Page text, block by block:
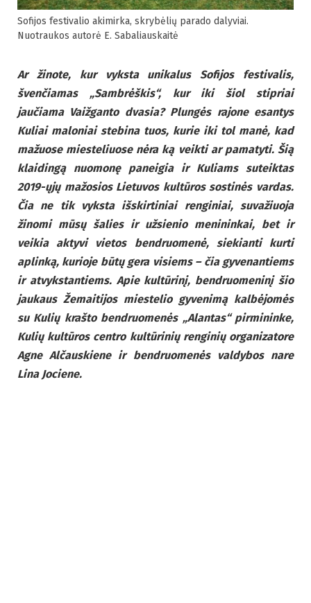
Sofijos festivalio akimirka, skrybėlių parado dalyviai.
Nuotraukos autorė E. Sabaliauskaitė
Ar žinote, kur vyksta unikalus Sofijos festivalis,
švenčiamas „Sambrėškis“, kur iki šiol stipriai
jaučiama Vaižganto dvasia? Plungės rajone esantys
Kuliai maloniai stebina tuos, kurie iki tol manė, kad
mažuose miesteliuose nėra ką veikti ar pamatyti. Šią
klaidingą nuomonę paneigia ir Kuliams suteiktas
2019-ųjų mažosios Lietuvos kultūros sostinės vardas.
Čia ne tik vyksta išskirtiniai renginiai, suvažiuoja
žinomi mūsų šalies ir užsienio menininkai, bet ir
veikia aktyvi vietos bendruomenė, siekianti kurti
aplinką, kurioje būtų gera visiems – čia gyvenantiems
ir atvykstantiems. Apie kultūrinį, bendruomeninį šio
jaukaus Žemaitijos miestelio gyvenimą kalbėjomės
su Kulių krašto bendruomenės „Alantas“ pirmininke,
Kulių kultūros centro kultūrinių renginių organizatore
Agne Alčauskiene ir bendruomenės valdybos nare
Lina Jociene.